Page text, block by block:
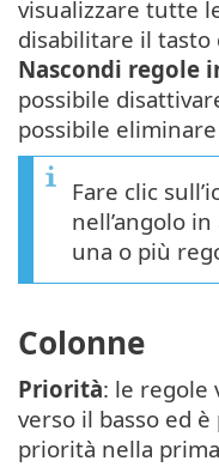
visualizzare tutte
disabilitare il tasto
Nascondi regole
possibile
possibile
Fare clic
nell’angolo
una o più
Colonne
Priorità: le regole
verso il basso ed
priorità nella